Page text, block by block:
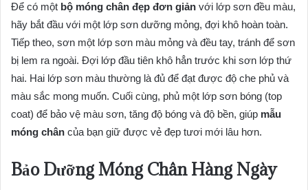
Để có một bộ móng chân đẹp đơn giản với lớp sơn đều màu,
hãy bắt đầu với một lớp sơn dưỡng mỏng, đợi khô hoàn toàn.
Tiếp theo, sơn một lớp sơn màu mỏng và đều tay, tránh để sơn
bị lem ra ngoài. Đợi lớp đầu tiên khô hẳn trước khi sơn lớp thứ
hai. Hai lớp sơn màu thường là đủ để đạt được độ che phủ và
màu sắc mong muốn. Cuối cùng, phủ một lớp sơn bóng (top
coat) để bảo vệ màu sơn, tăng độ bóng và độ bền, giúp mẫu
móng chân của bạn giữ được vẻ đẹp tươi mới lâu hơn.
Bảo Dưỡng Móng Chân Hàng Ngày